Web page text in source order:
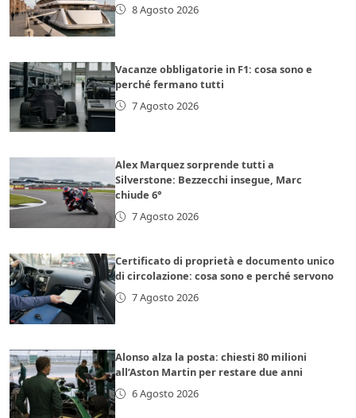
8 Agosto 2026
Vacanze obbligatorie in F1: cosa sono e
perché fermano tutti
7 Agosto 2026
Alex Marquez sorprende tutti a
Silverstone: Bezzecchi insegue, Marc
chiude 6°
7 Agosto 2026
Certificato di proprietà e documento unico
di circolazione: cosa sono e perché servono
7 Agosto 2026
Alonso alza la posta: chiesti 80 milioni
all’Aston Martin per restare due anni
6 Agosto 2026